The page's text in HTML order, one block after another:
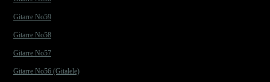
Gitarre No59
Gitarre No58
Gitarre No57
Gitarre No56 (Gitalele)